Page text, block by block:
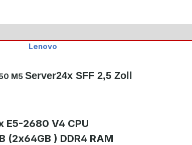
Lenovo
M5 Server24x SFF 2,5 Zoll
E5-2680 V4 CPU
(2x64GB ) DDR4 RAM